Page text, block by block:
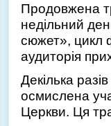
Продовжена
недільний
сюжет», цикл
аудиторія
Декілька
осмислена
Церкви. Ця